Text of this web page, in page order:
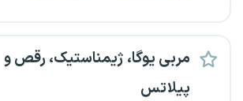
مربی یوگا، ژیمناستیک، رقص و
پیلاتس